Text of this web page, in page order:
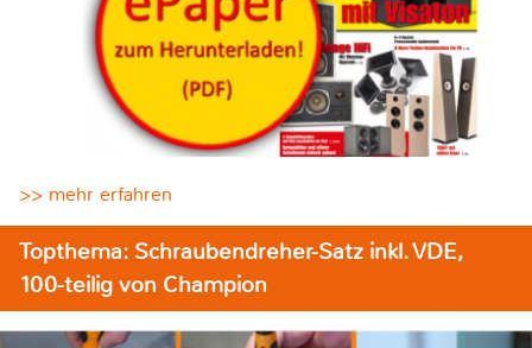
>> mehr erfahren
Topthema: Schraubendreher-Satz inkl. VDE,
100-teilig von Champion